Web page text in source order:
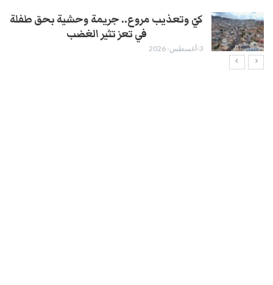
كيّ وتعذيب مروع.. جريمة وحشية بحق طفلة
في تعز تثير الغضب
3-أغسطس- 2026